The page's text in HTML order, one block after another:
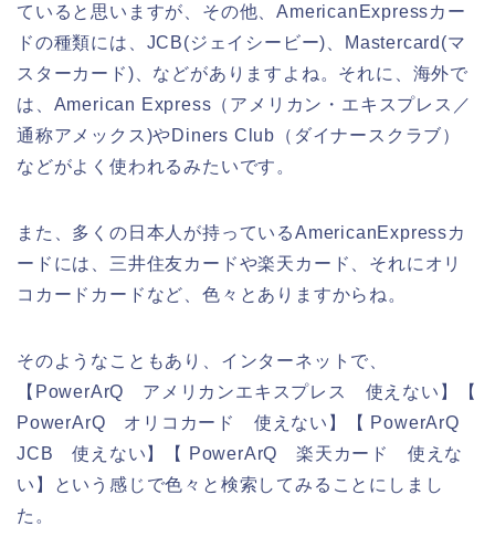
ていると思いますが、その他、AmericanExpressカー
ドの種類には、JCB(ジェイシービー)、Mastercard(マ
スターカード)、などがありますよね。それに、海外で
は、American Express（アメリカン・エキスプレス／
通称アメックス)やDiners Club（ダイナースクラブ）
などがよく使われるみたいです。
また、多くの日本人が持っているAmericanExpressカ
ードには、三井住友カードや楽天カード、それにオリ
コカードカードなど、色々とありますからね。
そのようなこともあり、インターネットで、
【PowerArQ アメリカンエキスプレス 使えない】【
PowerArQ オリコカード 使えない】【 PowerArQ
JCB 使えない】【 PowerArQ 楽天カード 使えな
い】という感じで色々と検索してみることにしまし
た。